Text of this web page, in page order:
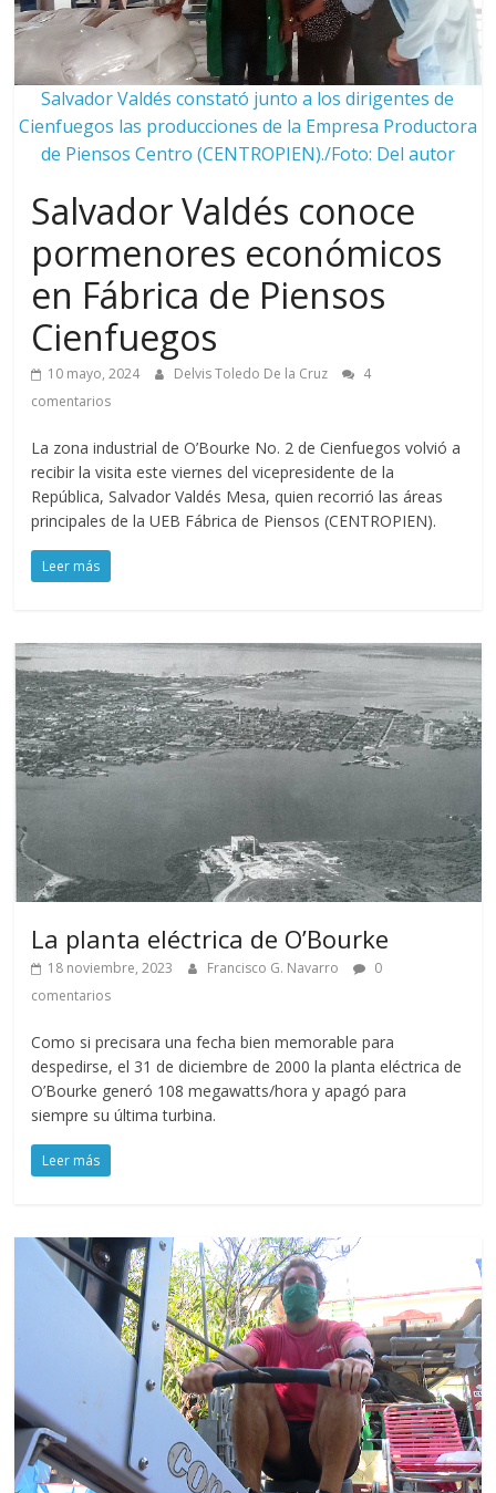
Salvador Valdés constató junto a los dirigentes de
Cienfuegos las producciones de la Empresa Productora
de Piensos Centro (CENTROPIEN)./Foto: Del autor
Salvador Valdés conoce
pormenores económicos
en Fábrica de Piensos
Cienfuegos
10 mayo, 2024 Delvis Toledo De la Cruz
4
comentarios
La zona industrial de O’Bourke No. 2 de Cienfuegos volvió a
recibir la visita este viernes del vicepresidente de la
República, Salvador Valdés Mesa, quien recorrió las áreas
principales de la UEB Fábrica de Piensos (CENTROPIEN).
Leer más
La planta eléctrica de O’Bourke
18 noviembre, 2023 Francisco G. Navarro
0
comentarios
Como si precisara una fecha bien memorable para
despedirse, el 31 de diciembre de 2000 la planta eléctrica de
O’Bourke generó 108 megawatts/hora y apagó para
siempre su última turbina.
Leer más